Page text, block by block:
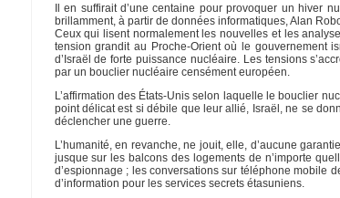
Il en suffirait d’une centaine pour provoquer un hiver
brillamment, à partir de données informatiques, Alan
Ceux qui lisent normalement les nouvelles et les
tension grandit au Proche-Orient où le gouvernement
d’Israël de forte puissance nucléaire. Les tensions
par un bouclier nucléaire censément européen.
L’affirmation des États-Unis selon laquelle le bouclier
point délicat est si débile que leur allié, Israël, ne se
déclencher une guerre.
L’humanité, en revanche, ne jouit, elle, d’aucune
jusque sur les balcons des logements de n’importe
d’espionnage ; les conversations sur téléphone mobile
d’information pour les services secrets étasuniens.